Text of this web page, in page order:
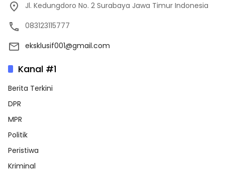
Jl. Kedungdoro No. 2 Surabaya Jawa Timur Indonesia
083123115777
eksklusif001@gmail.com
Kanal #1
Berita Terkini
DPR
MPR
Politik
Peristiwa
Kriminal